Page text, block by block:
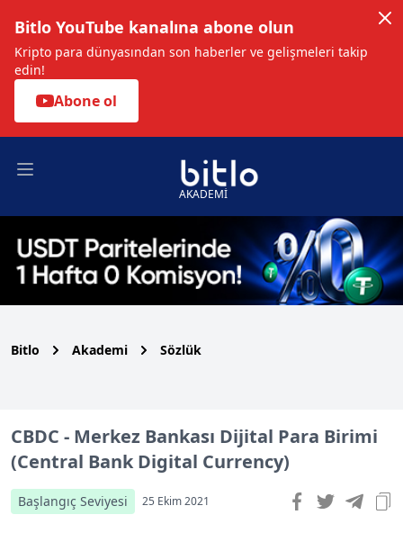
Bitlo YouTube kanalına abone olun
Kripto para dünyasından son haberler ve gelişmeleri takip
edin!
Abone ol
Open main menu
AKADEMİ
Bitlo Akademi Sözlük
CBDC - Merkez Bankası Dijital Para Birimi
(Central Bank Digital Currency)
Başlangıç Seviyesi 25 Ekim 2021